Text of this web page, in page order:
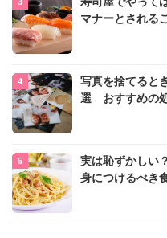
マナーとされる
写真を捨てると
選 おすすめの
実は恥ずかしい
身につけるべき